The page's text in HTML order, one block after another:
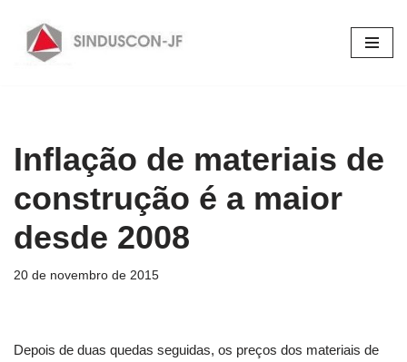
Pular
Inflação de materiais de
construção é a maior
desde 2008
20 de novembro de 2015
Depois de duas quedas seguidas, os preços dos materiais de